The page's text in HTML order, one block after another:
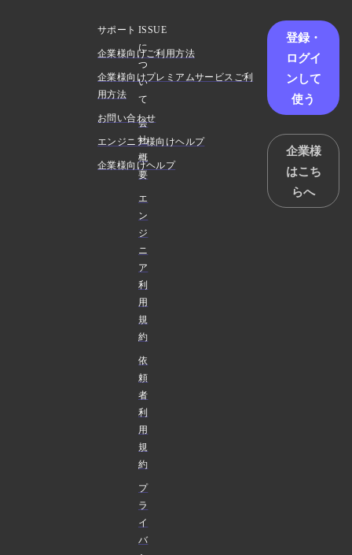
ISSUE
に
つ
い
て
会
社
概
要
エ
ン
ジ
ニ
ア
利
用
規
約
依
頼
者
利
用
規
約
プ
ラ
イ
バ
サポート
企業様向けご利用方法
企業様向けプレミアムサービスご利
用方法
お問い合わせ
エンジニア様向けヘルプ
企業様向けヘルプ
登録・
ログイ
ンして
使う
企業様
はこち
らへ